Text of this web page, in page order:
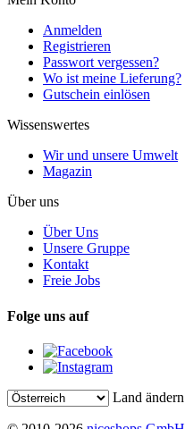
Anmelden
Registrieren
Passwort vergessen?
Wo ist meine Lieferung?
Gutschein einlösen
Wissenswertes
Wir und unsere Umwelt
Magazin
Über uns
Über Uns
Unsere Gruppe
Kontakt
Freie Jobs
Folge uns auf
Land ändern